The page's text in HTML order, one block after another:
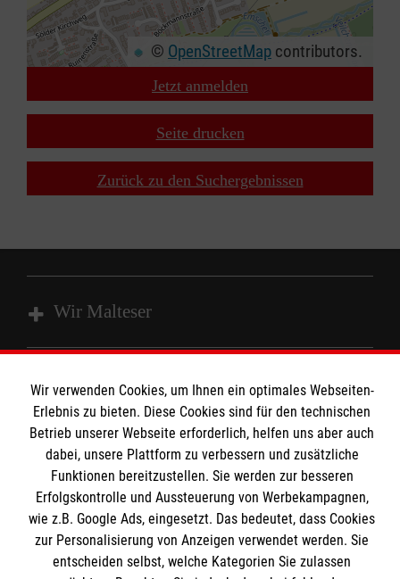
© OpenStreetMap contributors.
Jetzt anmelden
Seite drucken
Zurück zu den Suchergebnissen
Wir Malteser
Das MBZ Westfalen
Spenden
Wir Malteser
Informationen
Downloads
Kontakt
Impressum
Datenschutz
Malteser online
Wir verwenden Cookies, um Ihnen ein optimales Webseiten-
Erlebnis zu bieten. Diese Cookies sind für den technischen
Betrieb unserer Webseite erforderlich, helfen uns aber auch
dabei, unsere Plattform zu verbessern und zusätzliche
Funktionen bereitzustellen. Sie werden zur besseren
Erfolgskontrolle und Aussteuerung von Werbekampagnen,
wie z.B. Google Ads, eingesetzt. Das bedeutet, dass Cookies
zur Personalisierung von Anzeigen verwendet werden. Sie
entscheiden selbst, welche Kategorien Sie zulassen